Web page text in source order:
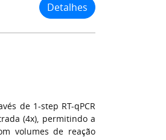
Detalhes
de 1-step RT-qPCR
(4x), permitindo a
volumes de reação